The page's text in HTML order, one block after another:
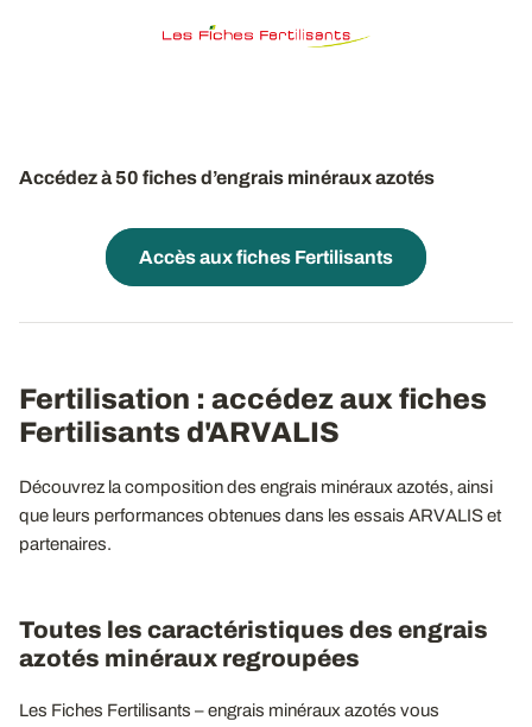
Accédez à 50 fiches d’engrais minéraux azotés
Accès aux fiches Fertilisants
Fertilisation : accédez aux fiches
Fertilisants d'ARVALIS
Découvrez la composition des engrais minéraux azotés, ainsi
que leurs performances obtenues dans les essais ARVALIS et
partenaires.
Toutes les caractéristiques des engrais
azotés minéraux regroupées
Les Fiches Fertilisants – engrais minéraux azotés vous